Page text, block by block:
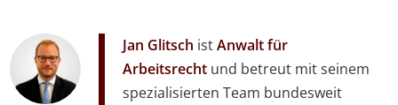
Jan Glitsch istAnwalt für
Arbeitsrecht und betreut mit seinem
spezialisierten Team bundesweit